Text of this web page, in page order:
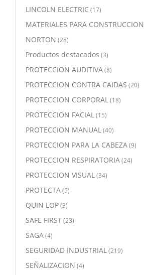
LINCOLN ELECTRIC (17)
MATERIALES PARA CONSTRUCCION
NORTON (28)
Productos destacados (3)
PROTECCION AUDITIVA(8)
PROTECCION CONTRA CAIDAS (20)
PROTECCION CORPORAL(18)
PROTECCION FACIAL(15)
PROTECCION MANUAL(40)
PROTECCION PARA LA CABEZA(9)
PROTECCION RESPIRATORIA(24)
PROTECCION VISUAL(34)
PROTECTA(5)
QUIN LOP(3)
SAFE FIRST(23)
SAGA(4)
SEGURIDAD INDUSTRIAL(219)
SEÑALIZACION (4)